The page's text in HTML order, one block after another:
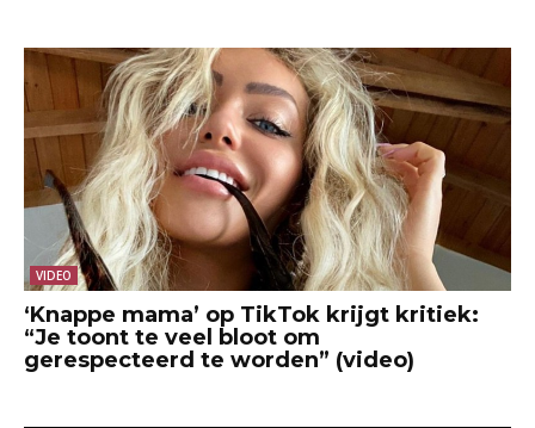
VIDEO
‘Knappe mama’ op TikTok krijgt kritiek:
“Je toont te veel bloot om
gerespecteerd te worden” (video)